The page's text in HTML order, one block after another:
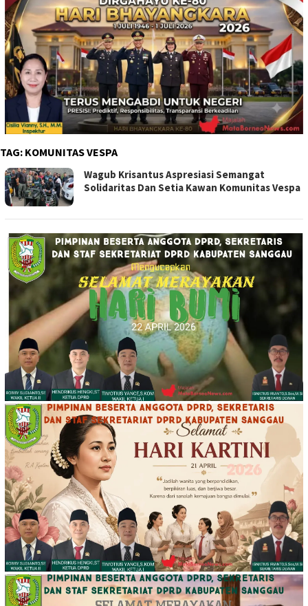
TAG: KOMUNITAS VESPA
Wagub Krisantus Aspresiasi Semangat
Solidaritas Dan Setia Kawan Komunitas Vespa